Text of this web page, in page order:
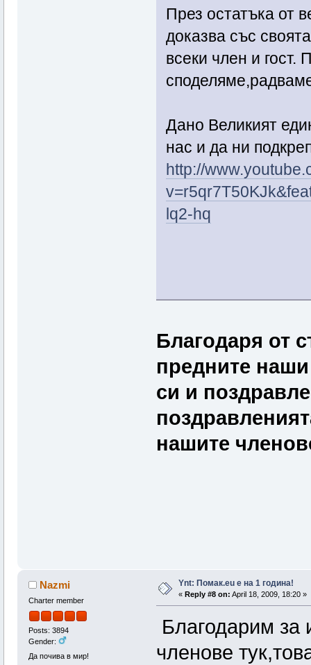
През остатъка от
доказва със
всеки член и
Дано Великият
нас и да ни
http://
lq2-hq
Благодаря от
предните
си и
нашите
Nazmi
Charter member
Posts: 3894
Gender:
Да почива в мир!
Ynt: Помак.eu e на 1 година!
« Reply #8 on: April 18, 2009, 18:20 »
Благодарим за
членове